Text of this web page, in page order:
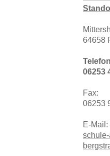
64658
06253
Fax:
06253
E-Mail: